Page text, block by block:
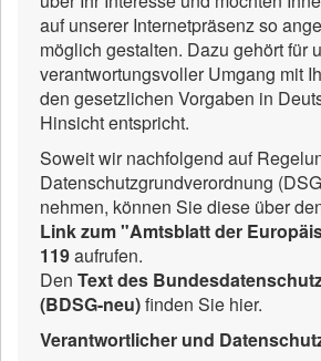
auf unserer Internetpräsenz so
möglich gestalten. Dazu gehört für
verantwortungsvoller Umgang mit
den gesetzlichen Vorgaben in
Hinsicht entspricht.
Soweit wir nachfolgend auf
Datenschutzgrundverordnung
nehmen, können Sie diese über
Link zum "Amtsblatt der
119aufrufen.
Den Text des
(BDSG-neu)finden Sie hier.
Verantwortlicher und